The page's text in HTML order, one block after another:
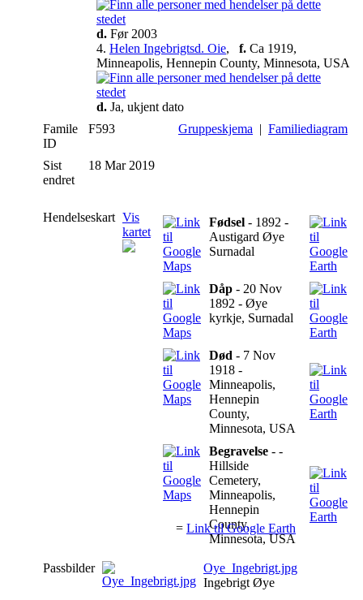
d. Før 2003
4. Helen Ingebrigtsd. Oie, f. Ca 1919,
Minneapolis, Hennepin County, Minnesota, USA
d. Ja, ukjent dato
Famile
ID
F593 Gruppeskjema | Familiediagram
Sist
endret
18 Mar 2019
Hendelseskart Vis
kartet
Fødsel - 1892 -
Austigard Øye
Surnadal
Dåp - 20 Nov
1892 - Øye
kyrkje, Surnadal
Død - 7 Nov
1918 -
Minneapolis,
Hennepin
County,
Minnesota, USA
Begravelse - -
Hillside
Cemetery,
Minneapolis,
Hennepin
County,
Minnesota, USA
= Link til Google Earth
Passbilder
Oye_Ingebrigt.jpg
Ingebrigt Øye